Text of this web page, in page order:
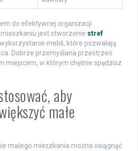
do efektywnej organizacji
jest stworzenie stref
mebli, które pozwalają
Dobrze przemyślana przestrzeń
miejscem, w którym chętnie spędzisz
aby
małe
małego mieszkania można osiągnąć